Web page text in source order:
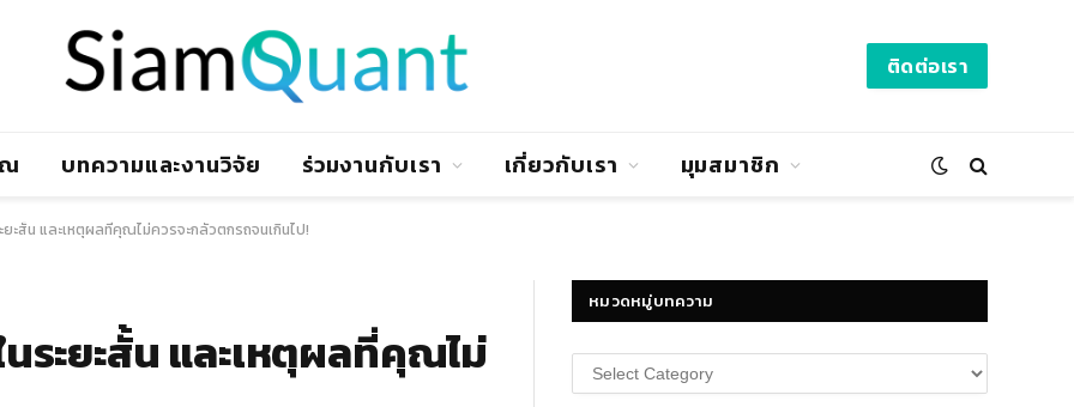
ติดต่อเรา
บทความและงานวิจัย ร่วมงานกับเรา เกี่ยวกับเรา มุมสมาชิก
ะสั้น และเหตุผลที่คุณไม่ควรจะกลัวตกรถจนเกินไป!
ระยะสั้น และเหตุผลที่คุณไม่
หมวดหมู่บทความ
หมวด
หมู่